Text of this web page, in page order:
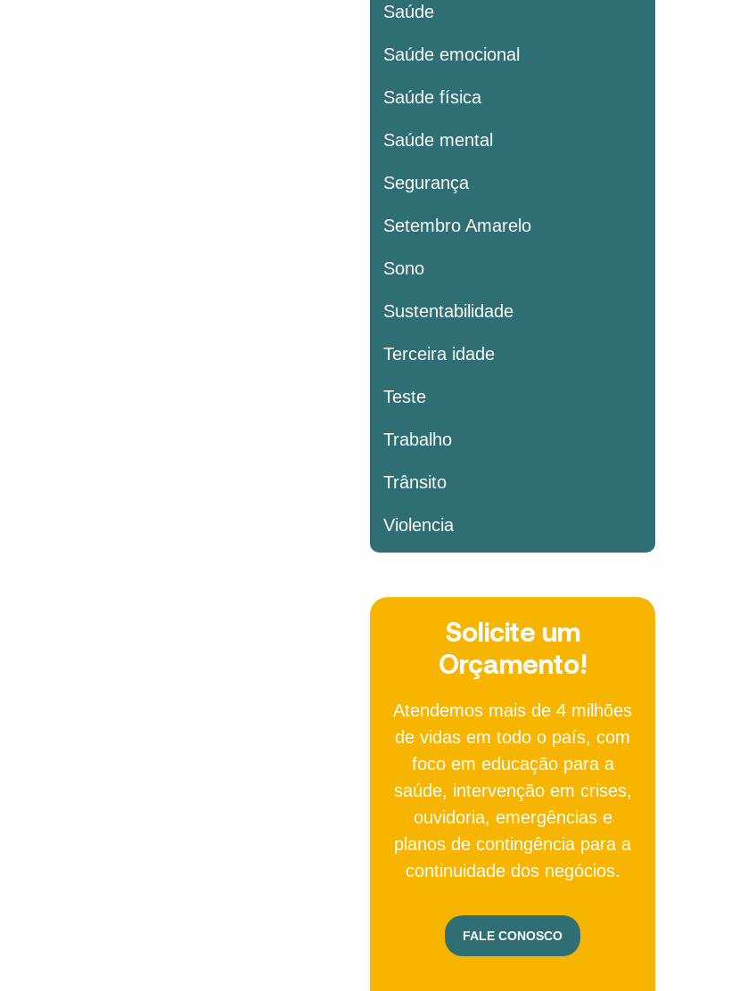
Saúde
Saúde emocional
Saúde física
Saúde mental
Segurança
Setembro Amarelo
Sono
Sustentabilidade
Terceira idade
Teste
Trabalho
Trânsito
Violencia
Solicite um
Orçamento!
Atendemos mais de 4 milhões
de vidas em todo o país, com
foco em educação para a
saúde, intervenção em crises,
ouvidoria, emergências e
planos de contingência para a
continuidade dos negócios.
FALE CONOSCO